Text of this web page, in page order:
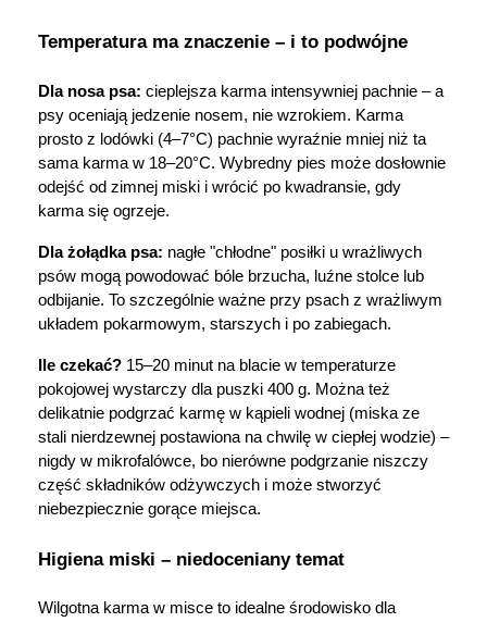
Temperatura ma znaczenie – i to podwójne
Dla nosa psa: cieplejsza karma intensywniej pachnie – a
psy oceniają jedzenie nosem, nie wzrokiem. Karma
prosto z lodówki (4–7°C) pachnie wyraźnie mniej niż ta
sama karma w 18–20°C. Wybredny pies może dosłownie
odejść od zimnej miski i wrócić po kwadransie, gdy
karma się ogrzeje.
Dla żołądka psa: nagłe "chłodne" posiłki u wrażliwych
psów mogą powodować bóle brzucha, luźne stolce lub
odbijanie. To szczególnie ważne przy psach z wrażliwym
układem pokarmowym, starszych i po zabiegach.
Ile czekać? 15–20 minut na blacie w temperaturze
pokojowej wystarczy dla puszki 400 g. Można też
delikatnie podgrzać karmę w kąpieli wodnej (miska ze
stali nierdzewnej postawiona na chwilę w ciepłej wodzie) –
nigdy w mikrofalówce, bo nierówne podgrzanie niszczy
część składników odżywczych i może stworzyć
niebezpiecznie gorące miejsca.
Higiena miski – niedoceniany temat
Wilgotna karma w misce to idealne środowisko dla